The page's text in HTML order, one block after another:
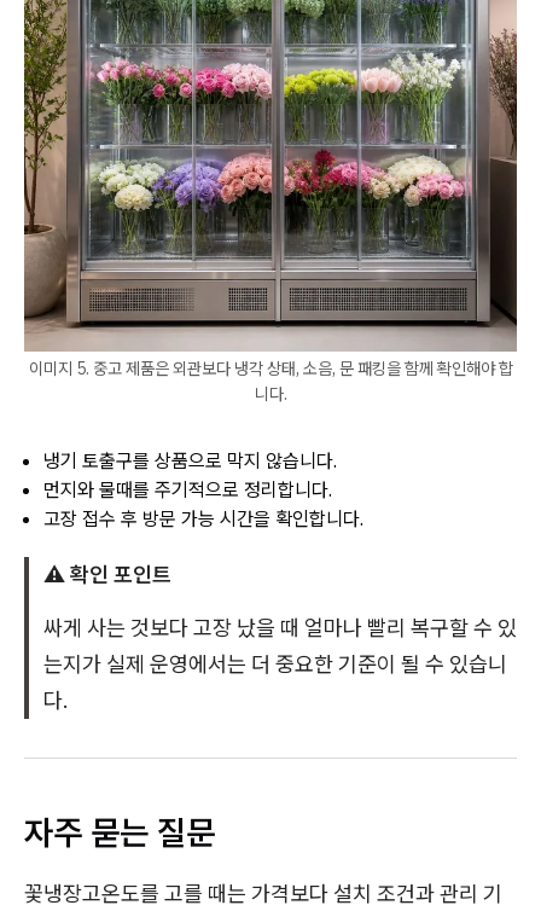
이미지 5. 중고 제품은 외관보다 냉각 상태, 소음, 문 패킹을 함께 확인해야 합
니다.
냉기 토출구를 상품으로 막지 않습니다.
먼지와 물때를 주기적으로 정리합니다.
고장 접수 후 방문 가능 시간을 확인합니다.
⚠️ 확인 포인트
싸게 사는 것보다 고장 났을 때 얼마나 빨리 복구할 수 있
는지가 실제 운영에서는 더 중요한 기준이 될 수 있습니
다.
자주 묻는 질문
꽃냉장고온도를 고를 때는 가격보다 설치 조건과 관리 기